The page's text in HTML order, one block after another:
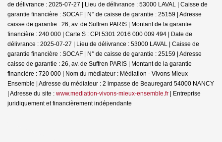
de délivrance : 2025-07-27 | Lieu de délivrance : 53000 LAVAL | Caisse de
garantie financière : SOCAF | N° de caisse de garantie : 25159 | Adresse
caisse de garantie : 26, av. de Suffren PARIS | Montant de la garantie
financière : 240 000 | Carte S : CPI 5301 2016 000 009 494 | Date de
délivrance : 2025-07-27 | Lieu de délivrance : 53000 LAVAL | Caisse de
garantie financière : SOCAF | N° de caisse de garantie : 25159 | Adresse
caisse de garantie : 26, av. de Suffren PARIS | Montant de la garantie
financière : 720 000 | Nom du médiateur : Médiation - Vivons Mieux
Ensemble | Adresse du médiateur : 2 impasse de Beauregard 54000 NANCY
| Adresse du site : www.mediation-vivons-mieux-ensemble.fr | Entreprise
juridiquement et financièrement indépendante